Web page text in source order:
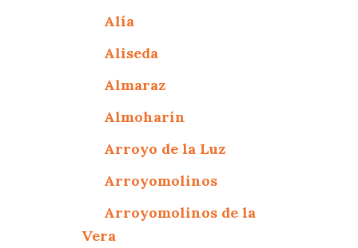
Alía
Aliseda
Almaraz
Almoharín
Arroyo de la Luz
Arroyomolinos
Arroyomolinos de la
Vera